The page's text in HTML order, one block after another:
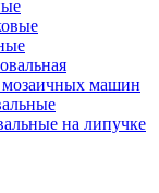
мозаичных машин
на липучке